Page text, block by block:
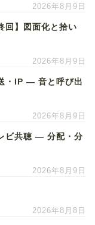
2026年8月9日
回】図面化と拾い
2026年8月9日
・IP ― 音と呼び出
2026年8月9日
ビ共聴 ― 分配・分
2026年8月9日
2026年8月8日